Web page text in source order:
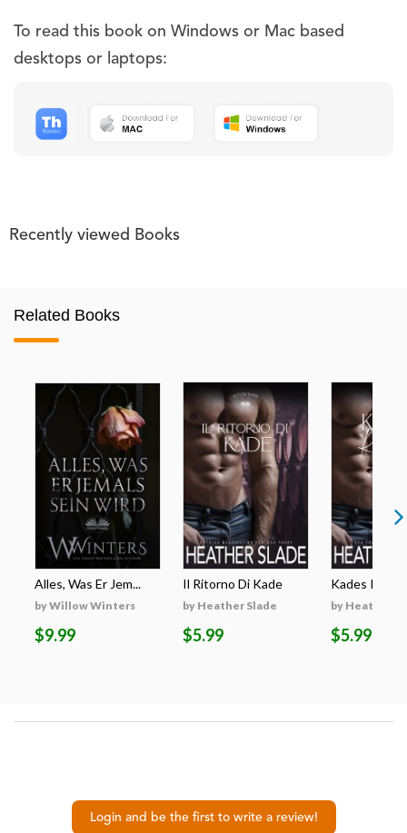
To read this book on Windows or Mac based
desktops or laptops:
Recently viewed Books
Related Books
Alles, Was Er Jem...
by Willow Winters
$9.99
Il Ritorno Di Kade
by Heather Slade
$5.99
Kades
by Heather
$5.99
Login and be the first to write a review!